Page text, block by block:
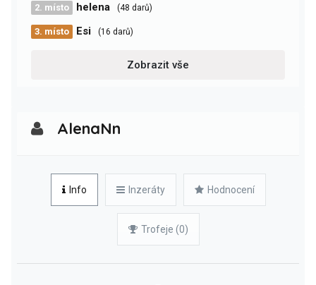
2. místo helena (48 darů)
3. místo Esi (16 darů)
Zobrazit vše
AlenaNn
Info Inzeráty Hodnocení
Trofeje (0)